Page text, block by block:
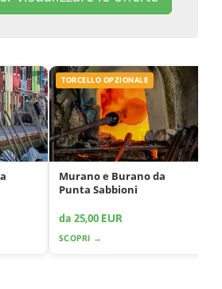
TORCELLO OPZIONALE
Murano e Burano da
Punta Sabbioni
da 25,00 EUR
SCOPRI →